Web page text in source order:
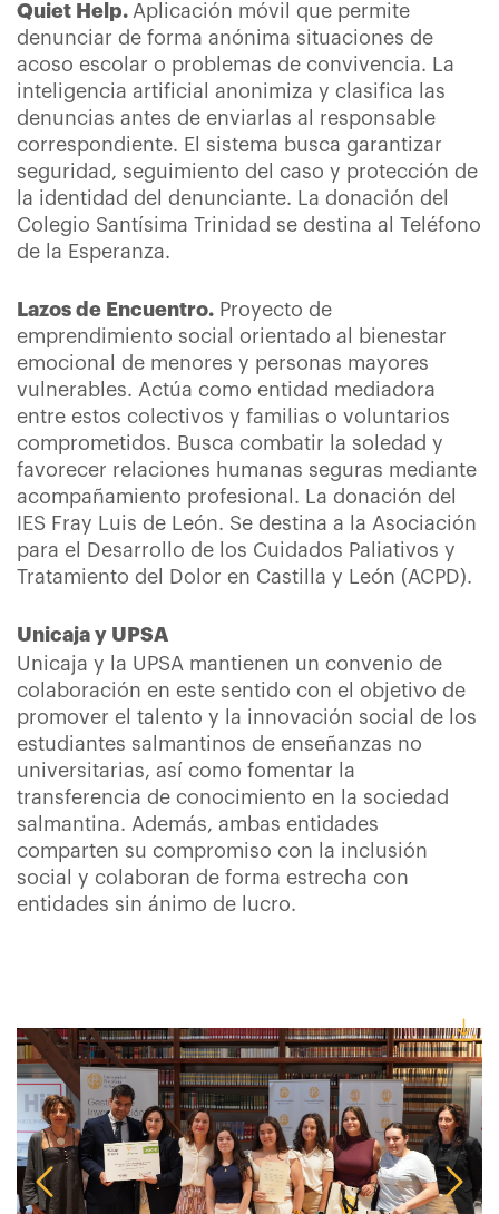
Quiet Help. Aplicación móvil que permite
denunciar de forma anónima situaciones de
acoso escolar o problemas de convivencia. La
inteligencia artificial anonimiza y clasifica las
denuncias antes de enviarlas al responsable
correspondiente. El sistema busca garantizar
seguridad, seguimiento del caso y protección de
la identidad del denunciante. La donación del
Colegio Santísima Trinidad se destina al Teléfono
de la Esperanza.
Lazos de Encuentro. Proyecto de
emprendimiento social orientado al bienestar
emocional de menores y personas mayores
vulnerables. Actúa como entidad mediadora
entre estos colectivos y familias o voluntarios
comprometidos. Busca combatir la soledad y
favorecer relaciones humanas seguras mediante
acompañamiento profesional. La donación del
IES Fray Luis de León. Se destina a la Asociación
para el Desarrollo de los Cuidados Paliativos y
Tratamiento del Dolor en Castilla y León (ACPD).
Unicaja y UPSA
Unicaja y la UPSA mantienen un convenio de
colaboración en este sentido con el objetivo de
promover el talento y la innovación social de los
estudiantes salmantinos de enseñanzas no
universitarias, así como fomentar la
transferencia de conocimiento en la sociedad
salmantina. Además, ambas entidades
comparten su compromiso con la inclusión
social y colaboran de forma estrecha con
entidades sin ánimo de lucro.